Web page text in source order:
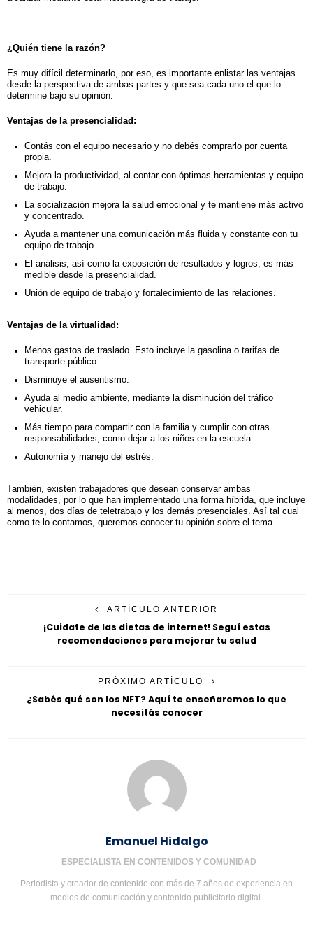
¿Quién tiene la razón?
Es muy difícil determinarlo, por eso, es importante enlistar las ventajas
desde la perspectiva de ambas partes y que sea cada uno el que lo
determine bajo su opinión.
Ventajas de la presencialidad:
Contás con el equipo necesario y no debés comprarlo por cuenta
propia.
Mejora la productividad, al contar con óptimas herramientas y equipo
de trabajo.
La socialización mejora la salud emocional y te mantiene más activo
y concentrado.
Ayuda a mantener una comunicación más fluida y constante con tu
equipo de trabajo.
El análisis, así como la exposición de resultados y logros, es más
medible desde la presencialidad.
Unión de equipo de trabajo y fortalecimiento de las relaciones.
Ventajas de la virtualidad:
Menos gastos de traslado. Esto incluye la gasolina o tarifas de
transporte público.
Disminuye el ausentismo.
Ayuda al medio ambiente, mediante la disminución del tráfico
vehicular.
Más tiempo para compartir con la familia y cumplir con otras
responsabilidades, como dejar a los niños en la escuela.
Autonomía y manejo del estrés.
También, existen trabajadores que desean conservar ambas
modalidades, por lo que han implementado una forma híbrida, que incluye
al menos, dos días de teletrabajo y los demás presenciales. Así tal cual
como te lo contamos, queremos conocer tu opinión sobre el tema.
ARTÍCULO ANTERIOR
¡Cuidate de las dietas de internet! Seguí estas
recomendaciones para mejorar tu salud
PRÓXIMO ARTÍCULO
¿Sabés qué son los NFT? Aquí te enseñaremos lo que
necesitás conocer
Emanuel Hidalgo
ESPECIALISTA EN CONTENIDOS Y COMUNIDAD
Periodista y creador de contenido con más de 7 años de experiencia en
medios de comunicación y contenido publicitario digital.